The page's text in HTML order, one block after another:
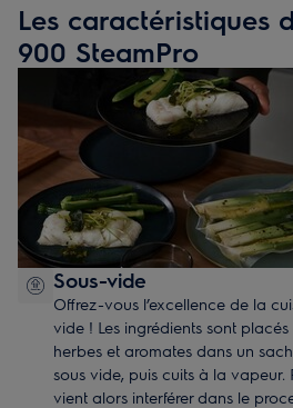
Les caractéristiques
900 SteamPro
Sous-vide
Offrez-vous l’excellence de la
vide ! Les ingrédients sont
herbes et aromates dans un
sous vide, puis cuits à la vapeur.
vient alors interférer dans le